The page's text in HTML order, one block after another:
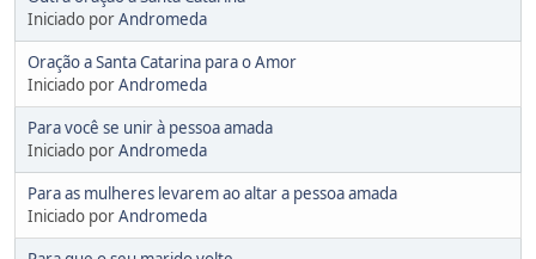
Iniciado porAndromeda
Oração a Santa Catarina para o Amor
Iniciado porAndromeda
Para você se unir à pessoa amada
Iniciado porAndromeda
Para as mulheres levarem ao altar a pessoa amada
Iniciado porAndromeda